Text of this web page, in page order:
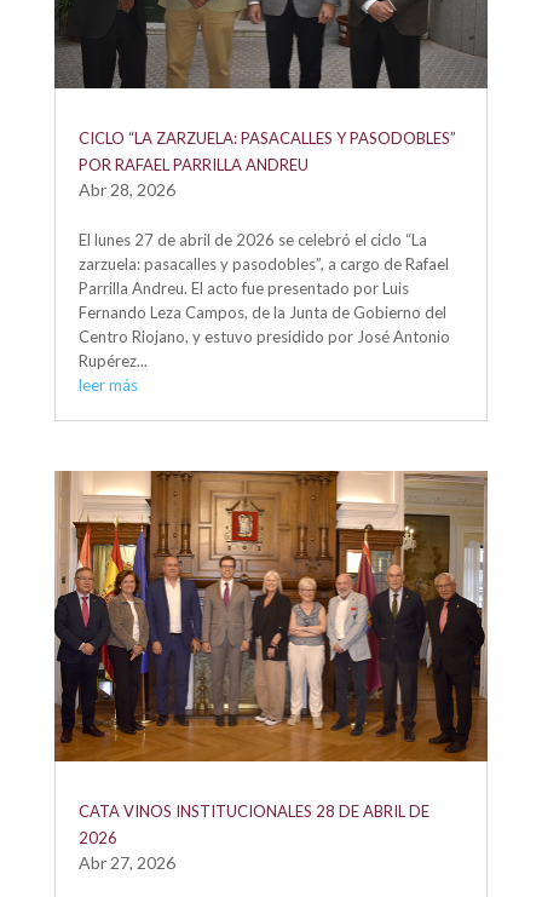
CICLO “LA ZARZUELA: PASACALLES Y PASODOBLES”
POR RAFAEL PARRILLA ANDREU
Abr 28, 2026
El lunes 27 de abril de 2026 se celebró el ciclo “La
zarzuela: pasacalles y pasodobles”, a cargo de Rafael
Parrilla Andreu. El acto fue presentado por Luis
Fernando Leza Campos, de la Junta de Gobierno del
Centro Riojano, y estuvo presidido por José Antonio
Rupérez...
leer más
CATA VINOS INSTITUCIONALES 28 DE ABRIL DE
2026
Abr 27, 2026